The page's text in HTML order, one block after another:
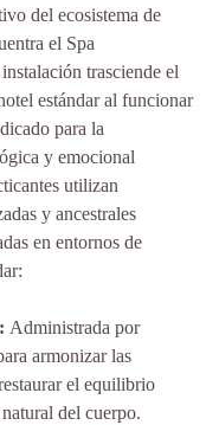
del ecosistema de
el Spa
trasciende el
estándar al funcionar
para la
y emocional
utilizan
y ancestrales
en entornos de
Administrada por
armonizar las
el equilibrio
del cuerpo.